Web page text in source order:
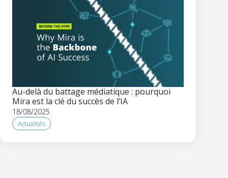
Au-delà du battage médiatique : pourquoi
Mira est la clé du succès de l’IA
18/08/2025
Actualités